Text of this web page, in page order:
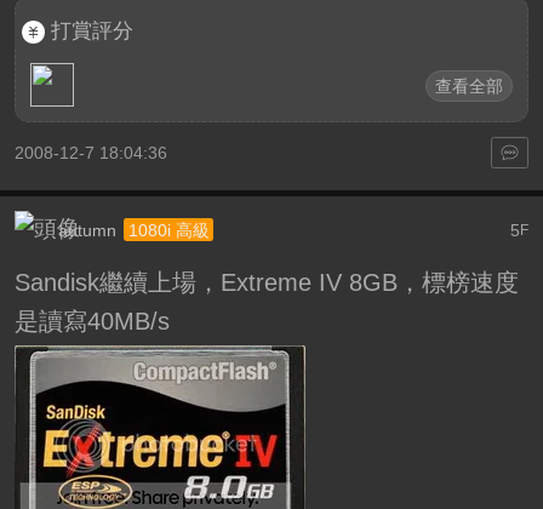
打賞評分
查看全部
2008-12-7 18:04:36
5F
autumn 1080i 高級
Sandisk繼續上場，Extreme IV 8GB，標榜速度
是讀寫40MB/s